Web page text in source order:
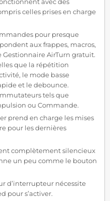
celles prises en charge
pour presque
aux frappes, macros,
Gestionnaire AirTurn gratuit.
que la répétition
le mode basse
et le debounce.
tels que
ou Commande.
prend en charge les mises
pour les dernières
complètement silencieux
un peu comme le bouton
d’interrupteur nécessite
pour s’activer.